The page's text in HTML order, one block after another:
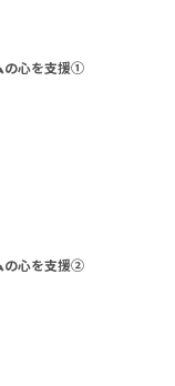
の心を支援①
の心を支援②